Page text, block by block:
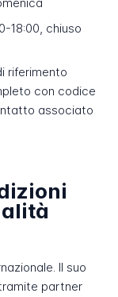
18:00, chiuso
riferimento
con codice
associato
Il suo
partner